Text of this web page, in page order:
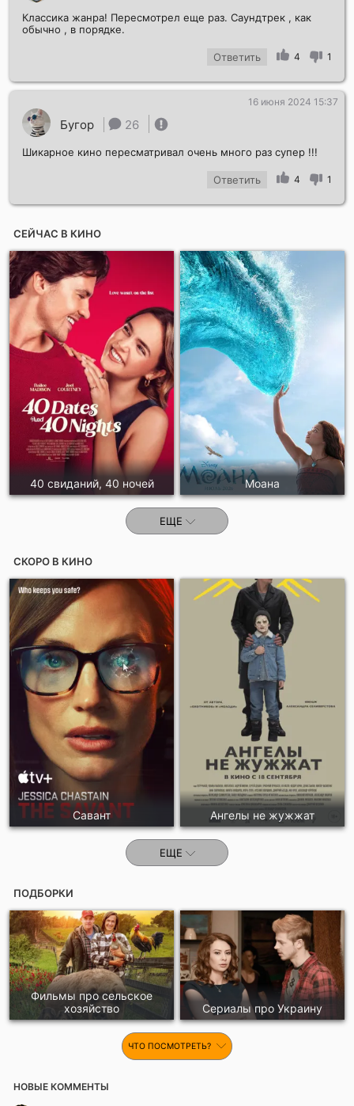
Отправить!
Классика жанра! Пересмотрел еще раз. Саундтрек , как
обычно , в порядке.
Ответить 4 1
Бугор 26
16 июня 2024 15:37
Шикарное кино пересматривал очень много раз супер !!!
Ответить 4 1
СЕЙЧАС В КИНО
40 свиданий, 40 ночей Моана
ЕЩЕ
СКОРО В КИНО
Савант Ангелы не жужжат
ЕЩЕ
ПОДБОРКИ
Фильмы про сельское
хозяйство
Сериалы про Украину
ЧТО ПОСМОТРЕТЬ?
НОВЫЕ КОММЕНТЫ